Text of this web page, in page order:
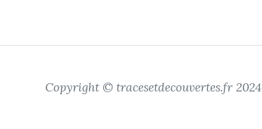
Copyright © tracesetdecouvertes.fr 2024